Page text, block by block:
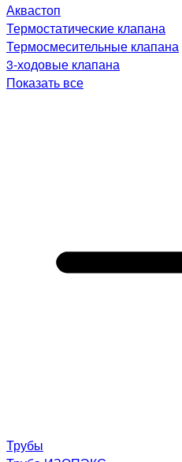
Аквастоп
Термостатические клапана
Термосмесительные клапана
3-ходовые клапана
Показать все
Трубы